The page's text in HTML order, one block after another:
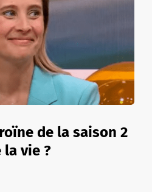
de la saison 2
la vie ?